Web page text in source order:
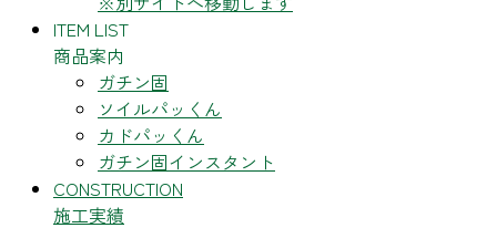
ITEM LIST
商品案内
ガチン固
ソイルパッくん
カドパッくん
ガチン固インスタント
CONSTRUCTION
施工実績